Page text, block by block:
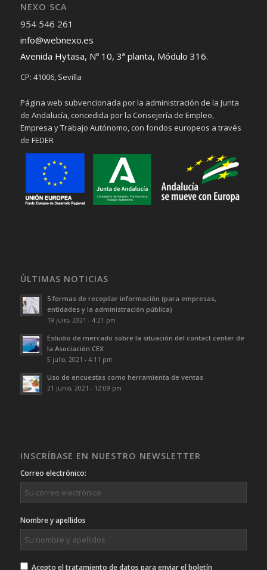
NEXO SCA
954 546 261
info@webnexo.es
Avenida Hytasa, Nº 10, 3ª planta, Módulo 316.
CP: 41006, Sevilla
Página web subvencionada por la administración de la Junta
de Andalucía, concedida por la Consejería de Empleo,
Empresa y Trabajo Autónomo, con fondos europeos a través
de FEDER
ÚLTIMAS NOTICIAS
5 formas de recopilar información (para empresas,
entidades y la administración pública)
19 julio, 2021 - 4:21 pm
Estudio de mercado sobre la situación del contact center de
la Asociación CEX
5 julio, 2021 - 4:11 pm
Uso de encuestas como herramienta de ventas
21 junio, 2021 - 12:09 pm
INSCRÍBASE EN NUESTRO NEWSLETTER
Correo electrónico:
Nombre y apellidos
Acepto el tratamiento de datos para enviar el boletín